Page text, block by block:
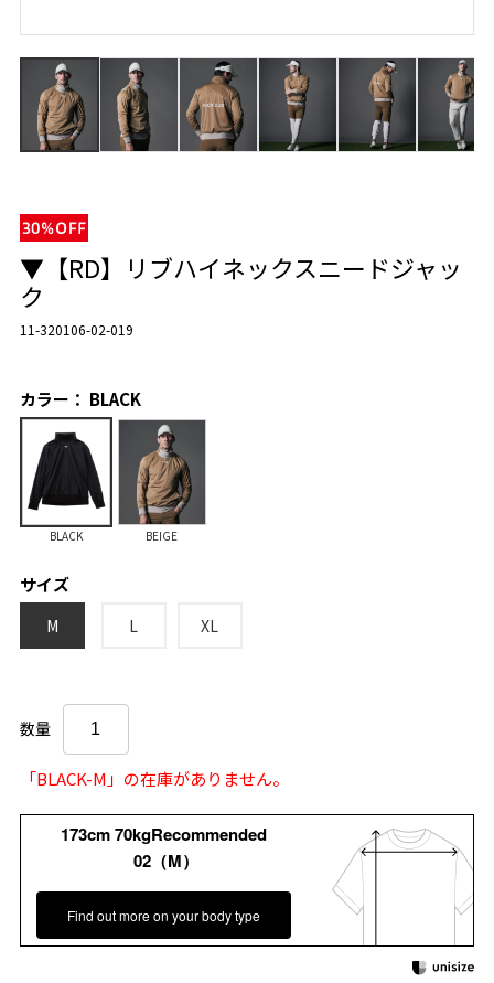
▼【RD】リブハイネックスニードジャッ
ク
11-320106-02-019
カラー： BLACK
BLACK BEIGE
サイズ
M L XL
数量
「BLACK-M」の在庫がありません。
173cm 70kgRecommended
02（M）
Find out more on your body type